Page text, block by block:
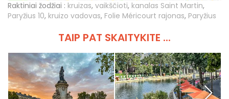
Raktiniai žodžiai : kruizas, vaikščioti, kanalas Saint Martin,
Paryžius 10, kruizo vadovas, Folie Méricourt rajonas, Paryžius
TAIP PAT SKAITYKITE ...